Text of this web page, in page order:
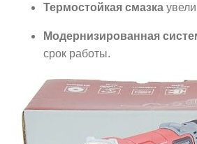
Термостойкая смазка
Модернизированная
срок работы.